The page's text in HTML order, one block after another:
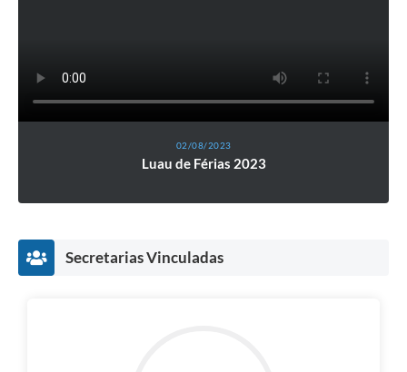
02/08/2023
Luau de Férias 2023
Secretarias Vinculadas